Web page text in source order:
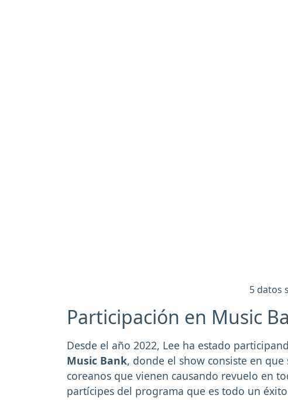
5 datos
Participación en Music
Desde el año 2022, Lee ha estado
Music Bank, donde el show consiste en
coreanos que vienen causando revuelo en
partícipes del programa que es todo un